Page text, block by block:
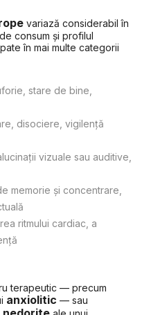
variază considerabil în
consum și profilul
în mai multe categorii
stare de bine,
disociere, vigilență
vizuale sau auditive,
memorie și concentrare,
ritmului cardiac, a
terapeutic — precum
anxiolitic — sau